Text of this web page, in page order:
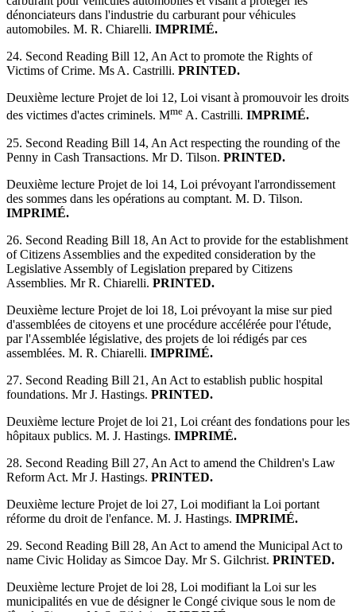
dénonciateurs dans l'industrie du carburant pour véhicules
automobiles. M. R. Chiarelli. IMPRIMÉ.
24. Second Reading Bill 12, An Act to promote the Rights of
Victims of Crime. Ms A. Castrilli. PRINTED.
Deuxième lecture Projet de loi 12, Loi visant à promouvoir les droits
des victimes d'actes criminels. Mme A. Castrilli. IMPRIMÉ.
25. Second Reading Bill 14, An Act respecting the rounding of the
Penny in Cash Transactions. Mr D. Tilson. PRINTED.
Deuxième lecture Projet de loi 14, Loi prévoyant l'arrondissement
des sommes dans les opérations au comptant. M. D. Tilson.
IMPRIMÉ.
26. Second Reading Bill 18, An Act to provide for the establishment
of Citizens Assemblies and the expedited consideration by the
Legislative Assembly of Legislation prepared by Citizens
Assemblies. Mr R. Chiarelli. PRINTED.
Deuxième lecture Projet de loi 18, Loi prévoyant la mise sur pied
d'assemblées de citoyens et une procédure accélérée pour l'étude,
par l'Assemblée législative, des projets de loi rédigés par ces
assemblées. M. R. Chiarelli. IMPRIMÉ.
27. Second Reading Bill 21, An Act to establish public hospital
foundations. Mr J. Hastings. PRINTED.
Deuxième lecture Projet de loi 21, Loi créant des fondations pour les
hôpitaux publics. M. J. Hastings. IMPRIMÉ.
28. Second Reading Bill 27, An Act to amend the Children's Law
Reform Act. Mr J. Hastings. PRINTED.
Deuxième lecture Projet de loi 27, Loi modifiant la Loi portant
réforme du droit de l'enfance. M. J. Hastings. IMPRIMÉ.
29. Second Reading Bill 28, An Act to amend the Municipal Act to
name Civic Holiday as Simcoe Day. Mr S. Gilchrist. PRINTED.
Deuxième lecture Projet de loi 28, Loi modifiant la Loi sur les
municipalités en vue de désigner le Congé civique sous le nom de